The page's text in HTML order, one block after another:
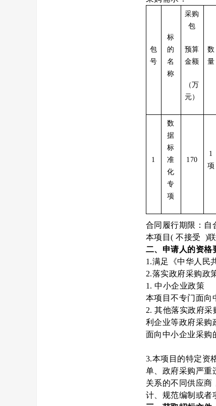
包
号
标
的
名
称
采购
包
预算
金额
（万
元）
数
量
1
数
据
标
准
化
专
项
170
1
项
合同履行期限：自
本项目( 不接受 )联
二、申请人的资格
1.满足《中华人民
2.落实政府采购政
1. 中小企业政策
本项目不专门面向
2. 其他落实政府
利企业等政府采购
面向中小企业采购
3.本项目的特定资
单、政府采购严重
关系的不同供应商
计、规范编制或者